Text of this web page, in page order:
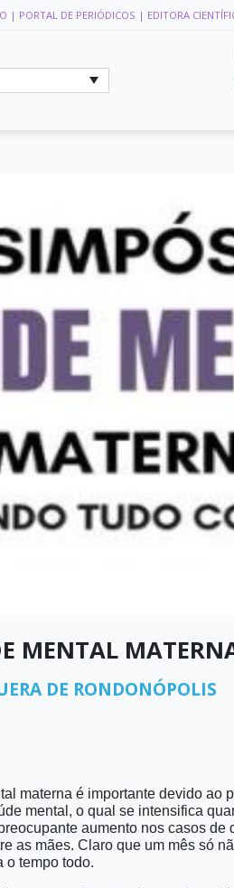
| PORTAL DE PERIÓDICOS | EDITORA
MENTAL
DE RONDONÓPOLIS
materna é importante devido ao
mental, o qual se intensifica
aumento nos casos de
as mães. Claro que um mês só
o tempo todo.